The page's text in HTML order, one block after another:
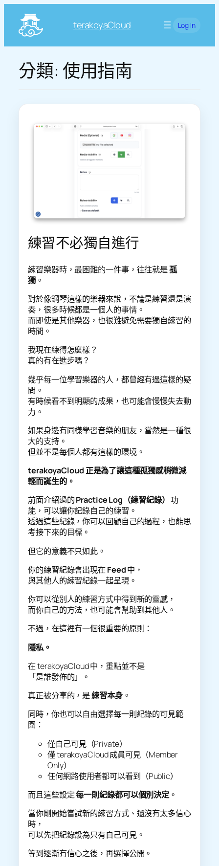
要
terakoyaCloud Log In
分類: 使用指南
練習不必獨自進行
練習樂器時，最困難的一件事，往往就是孤
獨。
對於像鋼琴這樣的樂器來說，不論是練習還是演
奏，很多時候都是一個人的事情。
而即使是其他樂器，也很難避免需要獨自練習的
時間。
我現在練得怎麼樣？
真的有在進步嗎？
幾乎每一位學習樂器的人，都曾經有過這樣的疑
問。
有時候看不到明顯的成果，也可能會慢慢失去動
力。
如果身邊有同樣學習音樂的朋友，當然是一種很
大的支持。
但並不是每個人都有這樣的環境。
terakoyaCloud 正是為了讓這種孤獨感稍微減
輕而誕生的。
前面介紹過的Practice Log（練習紀錄） 功
能，可以讓你記錄自己的練習。
透過這些紀錄，你可以回顧自己的過程，也能思
考接下來的目標。
但它的意義不只如此。
你的練習紀錄會出現在Feed中，
與其他人的練習紀錄一起呈現。
你可以從別人的練習方式中得到新的靈感，
而你自己的方法，也可能會幫助到其他人。
不過，在這裡有一個很重要的原則：
隱私。
在 terakoyaCloud 中，重點並不是
「是誰發佈的」。
真正被分享的，是練習本身。
同時，你也可以自由選擇每一則紀錄的可見範
圍：
僅自己可見（Private）
僅 terakoyaCloud 成員可見（Member
Only）
任何網路使用者都可以看到（Public）
而且這些設定每一則紀錄都可以個別決定。
當你剛開始嘗試新的練習方式、還沒有太多信心
時，
可以先把紀錄設為只有自己可見。
等到逐漸有信心之後，再選擇公開。